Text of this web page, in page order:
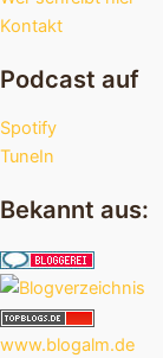
Kontakt
Podcast auf
Spotify
TuneIn
Bekannt aus:
www.blogalm.de